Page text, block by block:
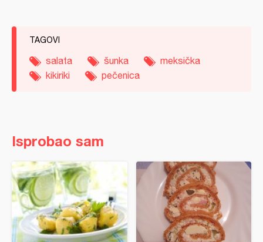
TAGOVI
salata šunka
meksička
kikiriki
pečenica
Isprobao sam